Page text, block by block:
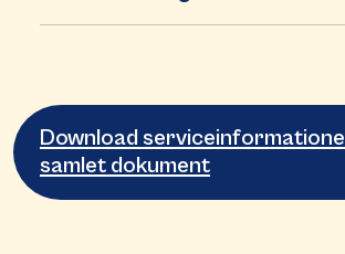
Download
samlet dokument